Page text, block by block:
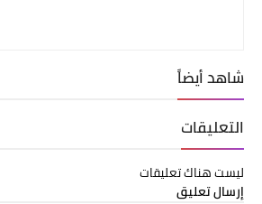
شاهد أيضاً
التعليقات
ليست هناك تعليقات
إرسال تعليق